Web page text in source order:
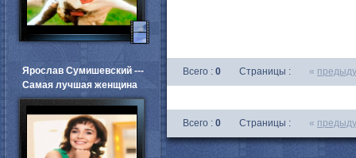
Всего : 0 Страницы : «
Всего : 0 Страницы : «
Ярослав Сумишевский ---
Самая лучшая женщина